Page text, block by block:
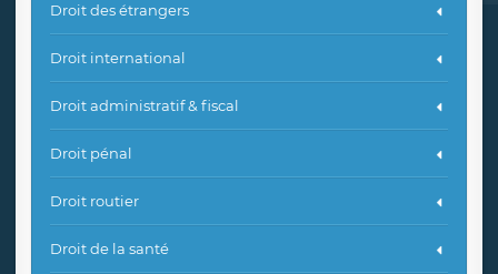
Droit des étrangers
Droit international
Droit administratif & fiscal
Droit pénal
Droit routier
Droit de la santé